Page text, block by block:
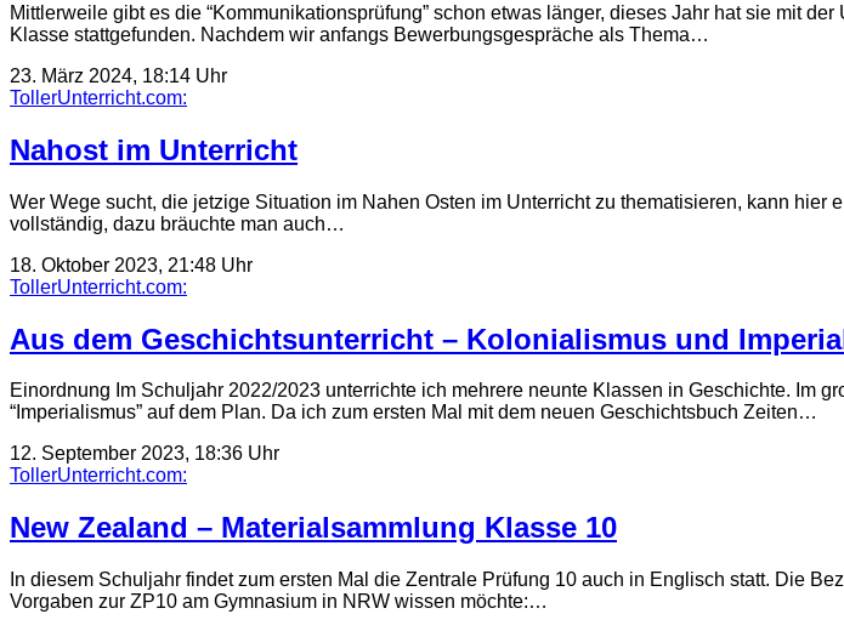
Mittlerweile gibt es die “Kommunikationsprüfung” schon etwas länger, dieses Jahr hat sie mit
Klasse stattgefunden. Nachdem wir anfangs Bewerbungsgespräche als Thema…
23. März 2024, 18:14 Uhr
TollerUnterricht.com:
Nahost im Unterricht
Wer Wege sucht, die jetzige Situation im Nahen Osten im Unterricht zu thematisieren, kann
vollständig, dazu bräuchte man auch…
18. Oktober 2023, 21:48 Uhr
TollerUnterricht.com:
Aus dem Geschichtsunterricht – Kolonialismus und
Einordnung Im Schuljahr 2022/2023 unterrichte ich mehrere neunte Klassen in Geschichte. Im
“Imperialismus” auf dem Plan. Da ich zum ersten Mal mit dem neuen Geschichtsbuch Zeiten…
12. September 2023, 18:36 Uhr
TollerUnterricht.com:
New Zealand – Materialsammlung Klasse 10
In diesem Schuljahr findet zum ersten Mal die Zentrale Prüfung 10 auch in Englisch statt. Die
Vorgaben zur ZP10 am Gymnasium in NRW wissen möchte:…